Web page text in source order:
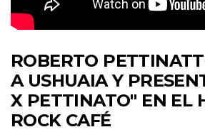
ROBERTO
A USHUAIA Y
X PETTINATO" EN EL
ROCK CAFÉ